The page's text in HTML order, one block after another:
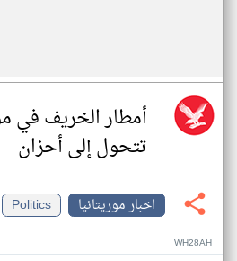
أمطار الخريف في
تتحول إلى أحزان
اخبار موريتانيا
Politics
WH28AH